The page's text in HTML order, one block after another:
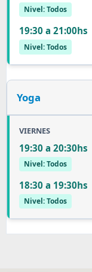
Nivel: Todos
19:30 a 21:00hs
Nivel: Todos
Yoga
VIERNES
19:30 a 20:30hs
Nivel: Todos
18:30 a 19:30hs
Nivel: Todos